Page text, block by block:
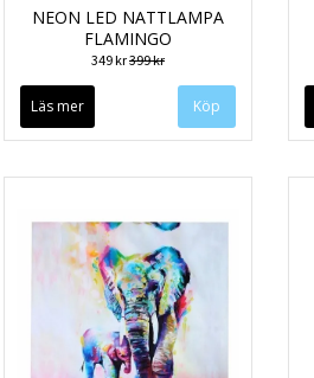
NEON LED NATTLAMPA
FLAMINGO
349 kr399 kr
Läs mer